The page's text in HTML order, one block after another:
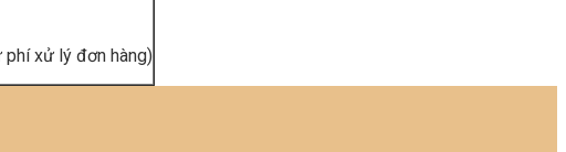
phí xử lý đơn hàng)